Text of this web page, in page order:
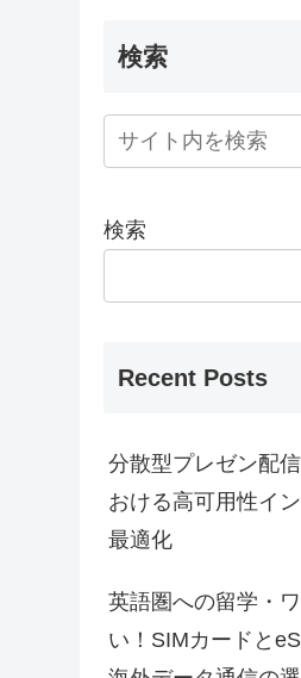
検索
検索
Recent Posts
分散型プレゼン配
おける高可用性イ
最適化
英語圏への留学・
い！SIMカードと